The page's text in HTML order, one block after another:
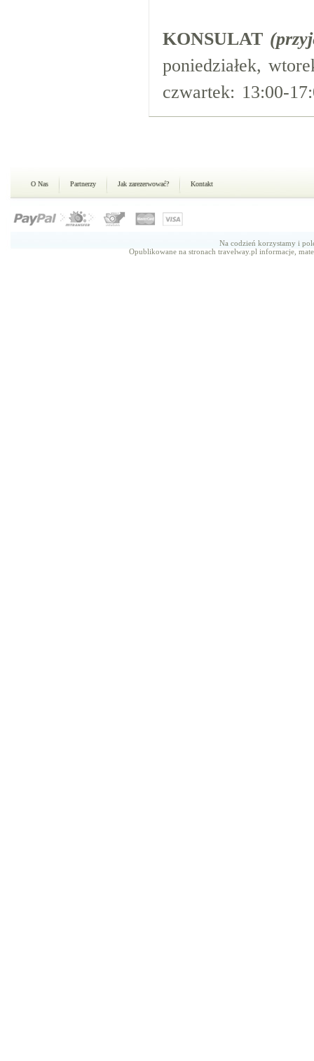
KONSULAT
poniedziałek,
czwartek: 13:00-
O Nas Partnerzy Jak zarezerwować? Kontakt
Na codzień korzystamy i
Opublikowane na stronach travelway.pl informacje,